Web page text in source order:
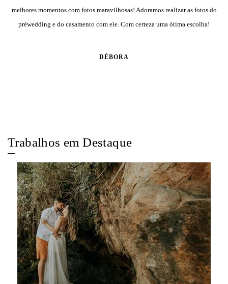
melhores momentos com fotos maravilhosas! Adoramos realizar as fotos do
préwedding e do casamento com ele. Com certeza uma ótima escolha!
DÉBORA
Trabalhos em Destaque